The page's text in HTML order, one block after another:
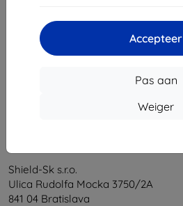
Accepteer
Pas aan
Weiger
Van totaal
Shield-Sk s.r.o.
Ulica Rudolfa Mocka 3750/2A
841 04 Bratislava